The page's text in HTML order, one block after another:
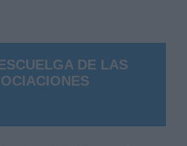
DE LAS